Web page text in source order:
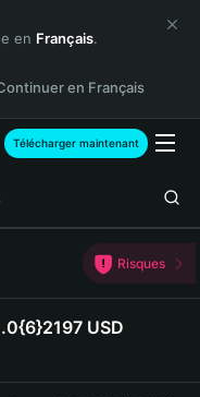
en Français.
en Français
Télécharger maintenant
Risques
USD